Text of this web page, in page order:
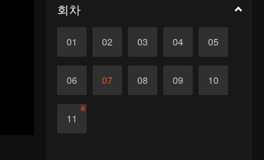
회차
01 02 03 04 05
06 07 08 09 10
11
끝